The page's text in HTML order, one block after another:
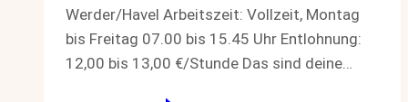
Werder/Havel Arbeitszeit: Vollzeit, Montag
bis Freitag 07.00 bis 15.45 Uhr Entlohnung:
12,00 bis 13,00 €/Stunde Das sind deine…